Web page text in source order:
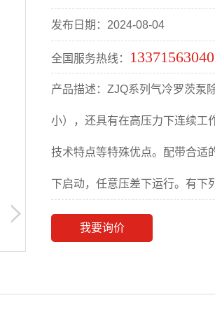
发布日期：2024-08-04
全国服务热线： 13371563040
产品描述：ZJQ系列气冷罗茨泵
小），还具有在高压力下连续工
技术特点等特殊优点。配带合适
下启动，任意压差下运行。有下
我要询价